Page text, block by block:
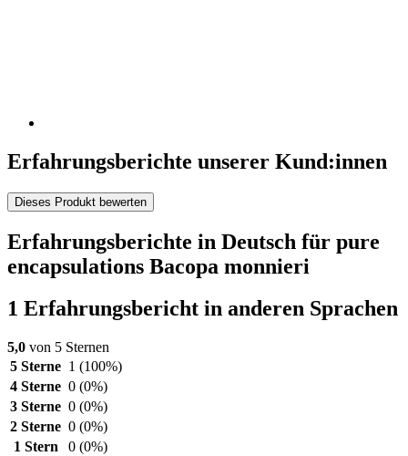
Erfahrungsberichte unserer Kund:innen
Dieses Produkt bewerten
Erfahrungsberichte in Deutsch für pure
encapsulations Bacopa monnieri
1 Erfahrungsbericht in anderen Sprachen
5,0 von 5 Sternen
5 Sterne 1 (100%)
4 Sterne 0 (0%)
3 Sterne 0 (0%)
2 Sterne 0 (0%)
1 Stern
0 (0%)